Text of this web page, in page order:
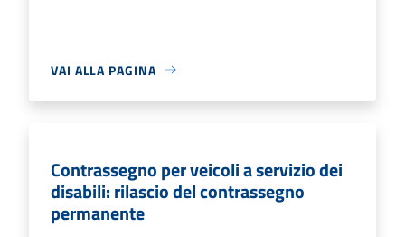
VAI ALLA PAGINA
Contrassegno per veicoli a servizio dei
disabili: rilascio del contrassegno
permanente